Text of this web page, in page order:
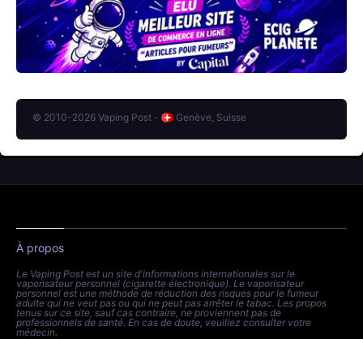
© 2010-2026 Vaping Post - Genève, Suisse
À propos
Le Vaping Post est un site d'informations internationales sur le
vaporisateur personnel (cigarette électronique). Le vaporisateur
personnel est une méthode de réduction des risques pour le fumeur
adulte qui ne veut pas ou qui ne peut pas arrêter le tabac. Les propos
tenus sur ce site, sauf cas contraire, ne proviennent pas de
professionnels de santé. En cas de doute, veuillez consulter votre
médecin.